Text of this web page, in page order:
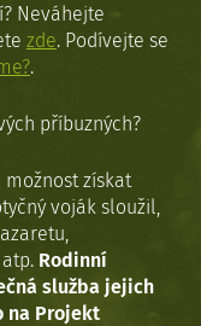
Neváhejte
zde. Podívejte se
.
příbuzných?
možnost získat
voják sloužil,
Rodinní
služba jejich
na Projekt